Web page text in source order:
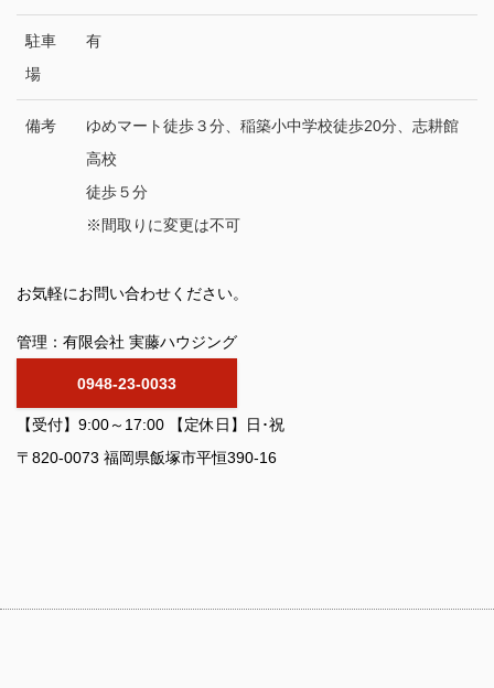
駐車
場
有
備考
ゆめマート徒歩３分、稲築小中学校徒歩20分、志耕館
高校
徒歩５分
※間取りに変更は不可
お気軽にお問い合わせください。
管理：有限会社 実藤ハウジング
0948-23-0033
【受付】9:00～17:00 【定休日】日･祝
〒820-0073 福岡県飯塚市平恒390-16